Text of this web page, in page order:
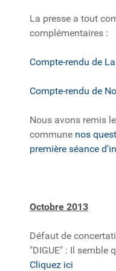
La presse a tout
complémentaires :
Compte-rendu de
Compte-rendu de
Nous avons remis
commune nos
première séance
Octobre 2013
Défaut de
"DIGUE" : Il semble
Cliquez ici